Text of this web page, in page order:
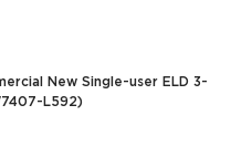
New Single-user ELD 3-
L592)